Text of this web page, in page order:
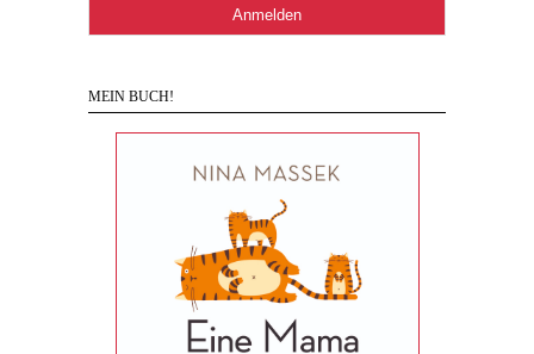
MEIN BUCH!